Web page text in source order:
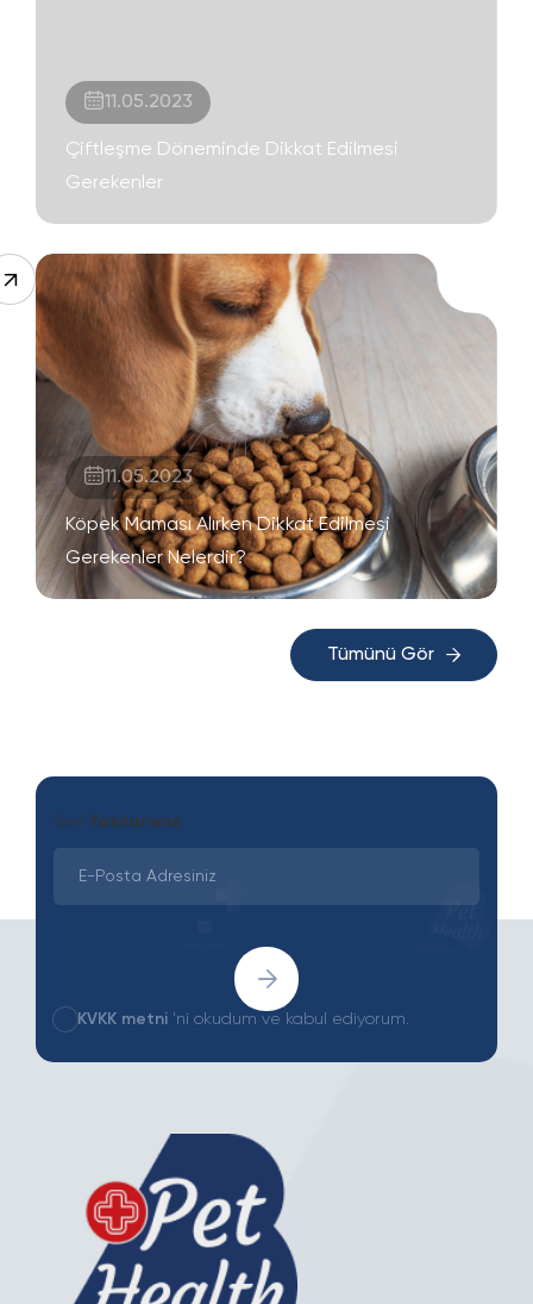
11.05.2023
Çiftleşme Döneminde Dikkat Edilmesi
Gerekenler
11.05.2023
Köpek Maması Alırken Dikkat Edilmesi
Gerekenler Nelerdir?
Tümünü Gör
Son Yazılarımız
KVKK metni 'ni okudum ve kabul ediyorum.